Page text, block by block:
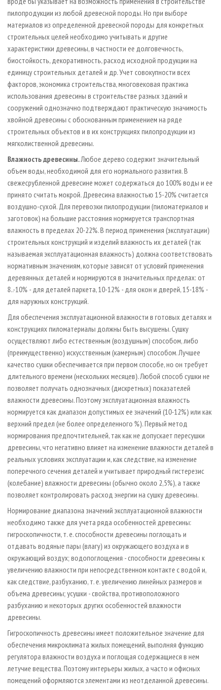
пилопродукции из любой древесной породы. Но при выборе
материалов из определенной древесной породы для конкретных
строительных целей необходимо учитывать и другие
характеристики древесины, в частности ее долговечность,
биостойкость, декоративность, расход исходной продукции на
единицу строительных деталей и др. Учет совокупности всех
факторов, экономика строительства, многовековая практика
использования древесины в строительстве разных зданий и
сооружений однозначно подтверждают практическую значимость
хвойной древесины с обоснованным применением на ряде
строительных объектов и в их конструкциях пилопродукции из
мягколиственной древесины.
Влажность древесины.Любое дерево содержит значительный
объем воды, необходимой для его нормального развития. В
свежесрубленной древесине может содержаться до 100% воды и ее
принято считать мокрой. Древесина влажностью 15-20% считается
воздушно-сухой. Для перевозки пилопродукции (пиломатериалов и
заготовок) на большие расстояния нормируется транспортная
влажность в пределах 20-22%. В период применения (эксплуатации)
строительных конструкций и изделий влажность их деталей (так
называемая эксплуатационная влажность) должна соответствовать
нормативным значениям, которые зависят от условий применения
деревянных деталей и нормируются в значительных пределах: от
8..-10% - для деталей паркета, 10-12% - для окон и дверей, 15-18% -
для наружных конструкций.
Для обеспечения эксплуатационной влажности в готовых деталях и
конструкциях пиломатериалы должны быть высушены. Сушку
осуществляют либо естественным (воздушным) способом, либо
(преимущественно) искусственным (камерным) способом. Лучшее
качество сушки обеспечивается при первом способе, но он требует
длительного времени (нескольких месяцев). Любой способ сушки не
позволяет получать однозначных (дискретных) показателей
влажности древесины. Поэтому эксплуатационная влажность
нормируется как диапазон допустимых ее значений (10-12%) или как
верхний предел (не более определенного %). Первый метод
нормирования предпочтительней, так как не допускает пересушки
древесины, что негативно влияет на изменение влажности деталей в
реальных условиях эксплуатации и, как следствие, на изменение
поперечного сечения деталей и учитывает природный гистерезис
(колебание) влажности древесины (обычно около 2,5%), а также
позволяет контролировать расход энергии на сушку древесины.
Нормирование диапазона значений эксплуатационной влажности
необходимо также для учета ряда особенностей древесины:
гигроскопичности, т. е. способности древесины поглощать и
отдавать водяные пары (влагу) из окружающего воздуха и в
окружающий воздух; водопоглощения - способности древесины к
увеличению влажности при непосредственном контакте с водой и,
как следствие, разбуханию, т. е. увеличению линейных размеров и
объема древесины; усушки - свойства, противоположного
разбуханию и некоторых других особенностей влажности
древесины.
Гигроскопичность древесины имеет положительное значение для
обеспечения микроклимата жилых помещений, выполняя функцию
регулятора влажности воздуха и поглощая содержащиеся в нем
летучие вещества. Поэтому интерьеры жилых, а часто и офисных
помещений оформляются элементами из неотделанной древесины.